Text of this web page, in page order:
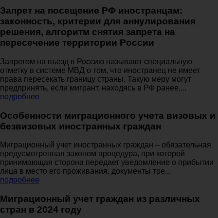
Запрет на посещение РФ иностранцам:
законность, критерии для аннулирования
решения, алгоритм снятия запрета на
пересечение территории России
Запретом на въезд в Россию называют специальную
отметку в системе МВД о том, что иностранец не имеет
права пересекать границу страны. Такую меру могут
предпринять, если мигрант, находясь в РФ ранее,...
подробнее
Особенности миграционного учета визовых и
безвизовых иностранных граждан
Миграционный учет иностранных граждан – обязательная
предусмотренная законом процедура, при которой
принимающая сторона передает уведомление о прибытии
лица в место его проживания, документы тре...
подробнее
Миграционный учет граждан из различных
стран в 2024 году